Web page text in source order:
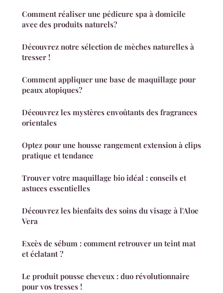
Comment réaliser une pédicure spa à domicile
avec des produits naturels?
Découvrez notre sélection de mèches naturelles à
tresser !
Comment appliquer une base de maquillage pour
peaux atopiques?
Découvrez les mystères envoûtants des fragrances
orientales
Optez pour une housse rangement extension à clips
pratique et tendance
Trouver votre maquillage bio idéal : conseils et
astuces essentielles
Découvrez les bienfaits des soins du visage à l'Aloe
Vera
Excès de sébum : comment retrouver un teint mat
et éclatant ?
Le produit pousse cheveux : duo révolutionnaire
pour vos tresses !